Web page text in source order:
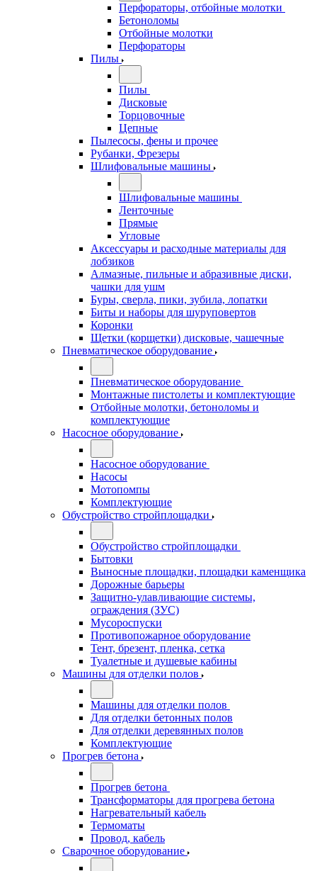
Перфораторы, отбойные молотки
Бетоноломы
Отбойные молотки
Перфораторы
Пилы
Пилы
Дисковые
Торцовочные
Цепные
Пылесосы, фены и прочее
Рубанки, Фрезеры
Шлифовальные машины
Шлифовальные машины
Ленточные
Прямые
Угловые
Аксессуары и расходные материалы для
лобзиков
Алмазные, пильные и абразивные диски,
чашки для ушм
Буры, сверла, пики, зубила, лопатки
Биты и наборы для шуруповертов
Коронки
Щетки (корщетки) дисковые, чашечные
Пневматическое оборудование
Пневматическое оборудование
Монтажные пистолеты и комплектующие
Отбойные молотки, бетоноломы и
комплектующие
Насосное оборудование
Насосное оборудование
Насосы
Мотопомпы
Комплектующие
Обустройство стройплощадки
Обустройство стройплощадки
Бытовки
Выносные площадки, площадки каменщика
Дорожные барьеры
Защитно-улавливающие системы,
ограждения (ЗУС)
Мусороспуски
Противопожарное оборудование
Тент, брезент, пленка, сетка
Туалетные и душевые кабины
Машины для отделки полов
Машины для отделки полов
Для отделки бетонных полов
Для отделки деревянных полов
Комплектующие
Прогрев бетона
Прогрев бетона
Трансформаторы для прогрева бетона
Нагревательный кабель
Термоматы
Провод, кабель
Сварочное оборудование